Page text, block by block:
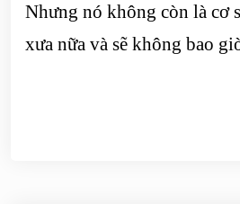
Nhưng nó không còn là cơ
xưa nữa và sẽ không bao